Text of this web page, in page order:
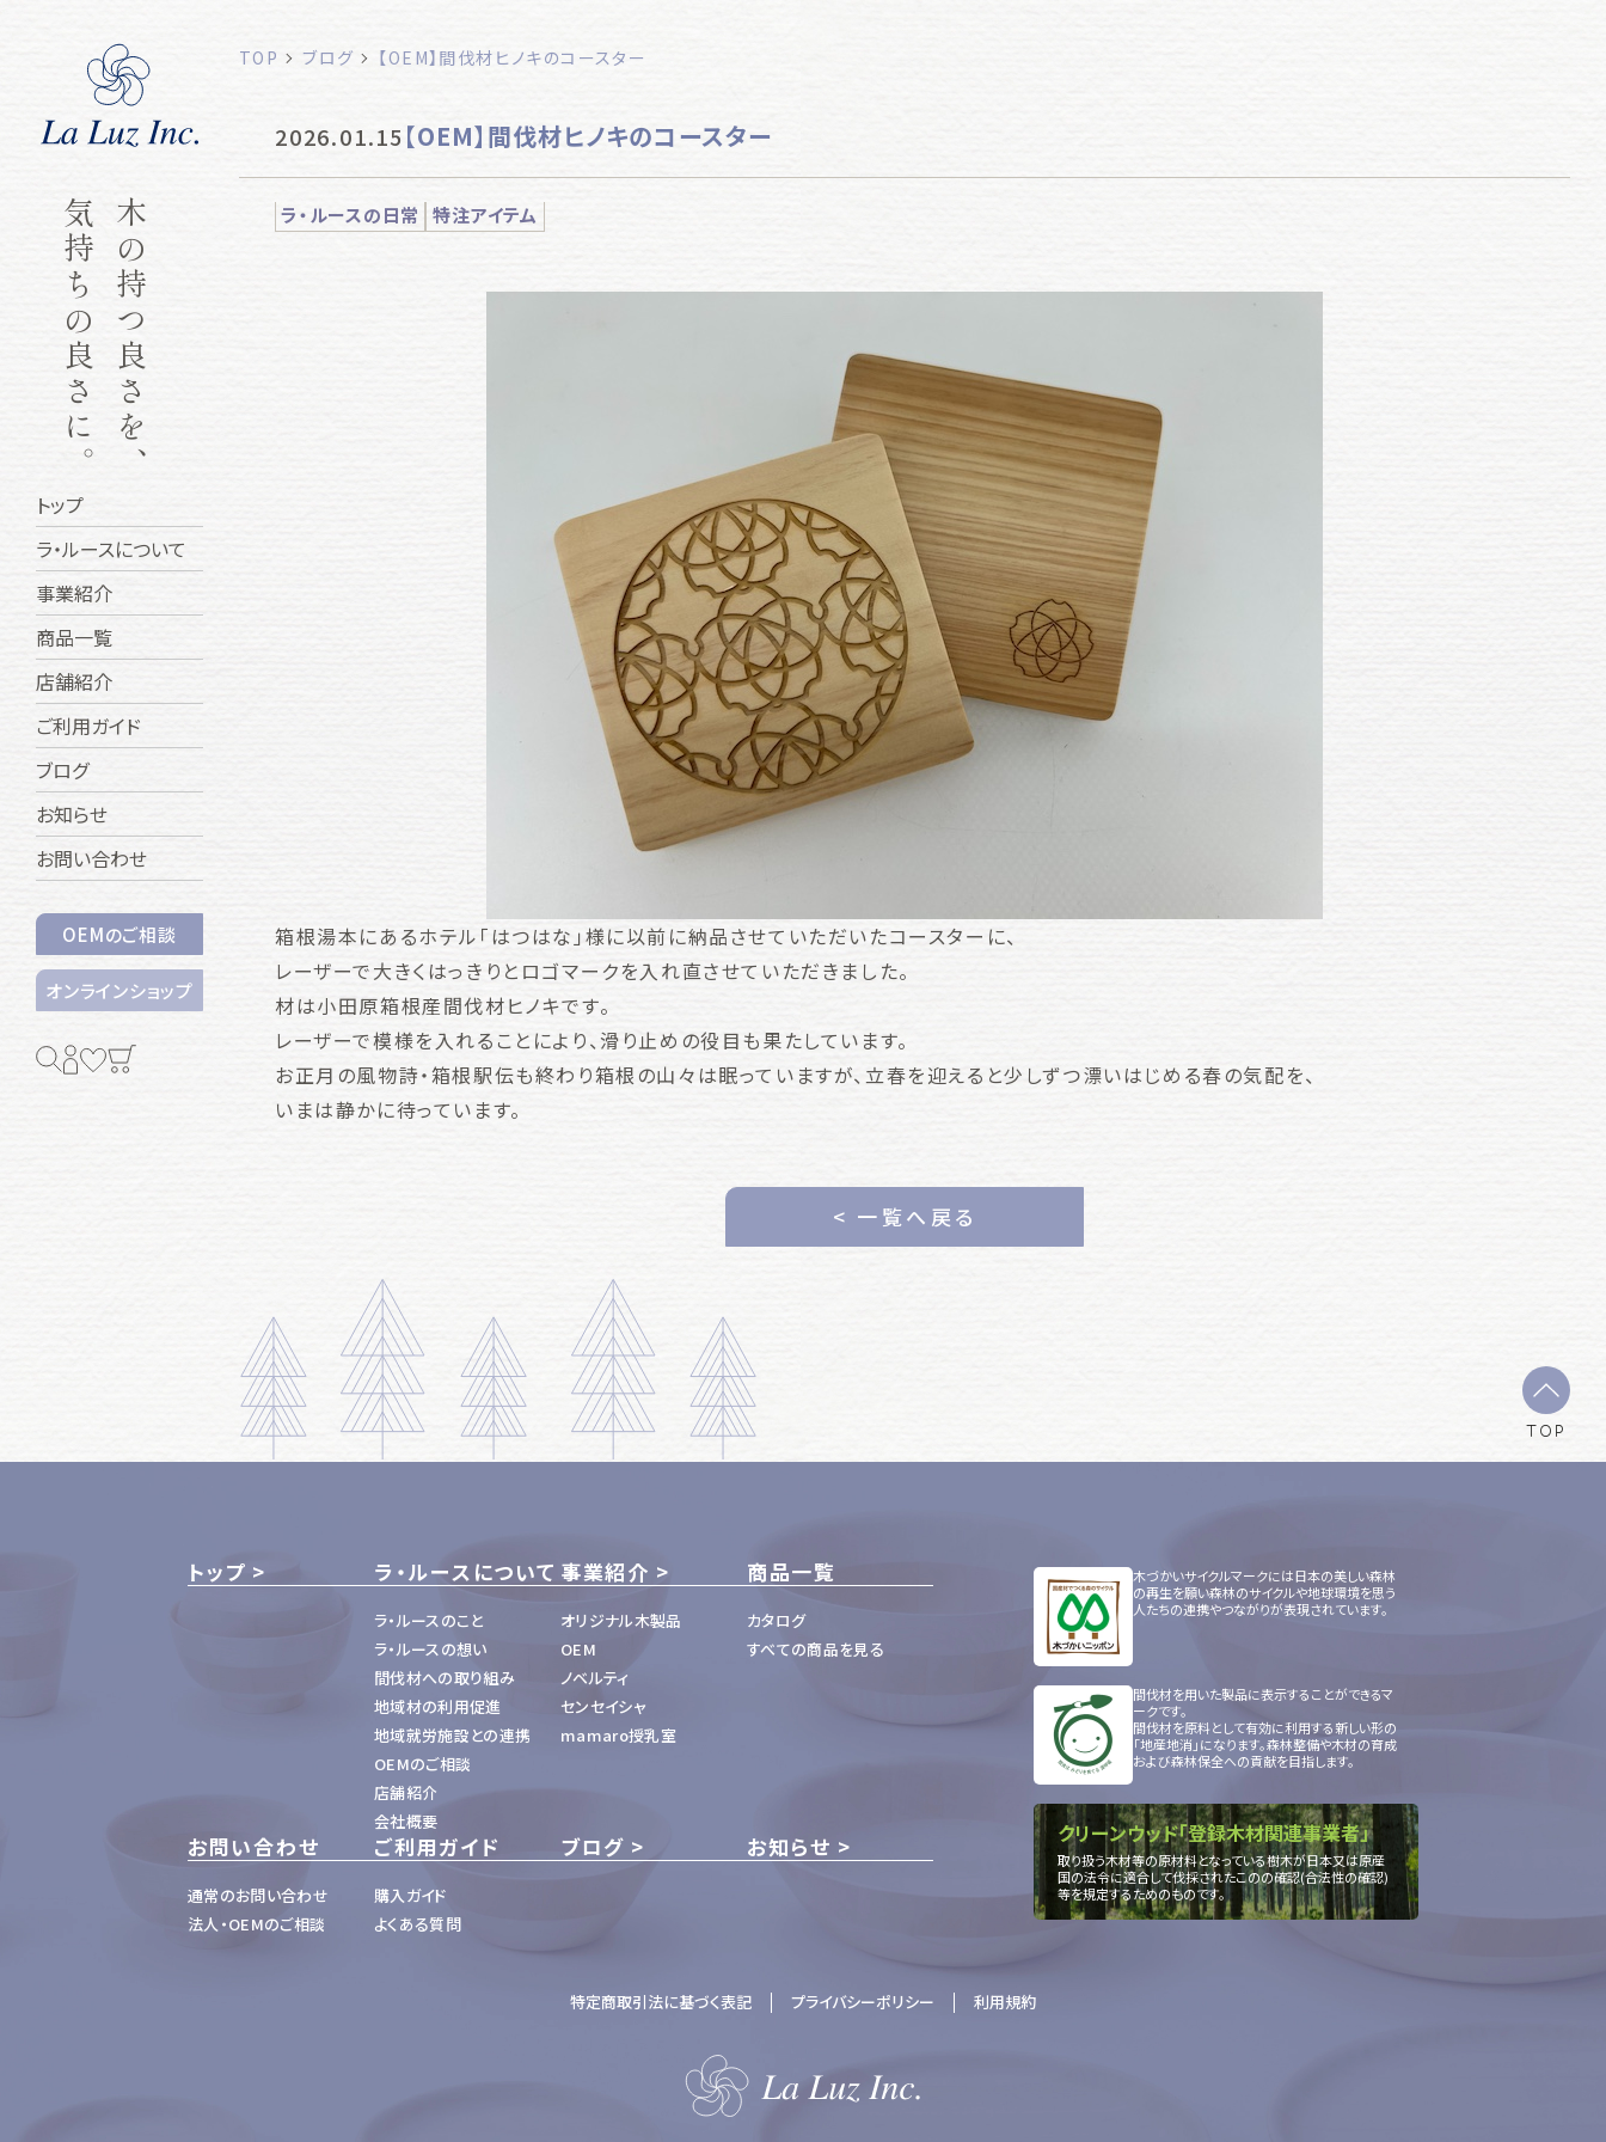
木の持つ良さを、
気持ちの良さに。
トップ
ラ・ルースについて
事業紹介
商品一覧
店舗紹介
ご利用ガイド
ブログ
お知らせ
お問い合わせ
OEMのご相談
オンラインショップ
TOP ブログ 【OEM】間伐材ヒノキのコースター
2026.01.15 【OEM】間伐材ヒノキのコースター
ラ・ルースの日常 特注アイテム
箱根湯本にあるホテル「はつはな」様に以前に納品させていただいたコースターに、
レーザーで大きくはっきりとロゴマークを入れ直させていただきました。
材は小田原箱根産間伐材ヒノキです。
レーザーで模様を入れることにより、滑り止めの役目も果たしています。
お正月の風物詩・箱根駅伝も終わり箱根の山々は眠っていますが、立春を迎えると少しずつ漂いはじめる春の気配を、
いまは静かに待っています。
< 一覧へ戻る
TOP
トップ ラ・ルースについて
ラ・ルースのこと
ラ・ルースの想い
間伐材への取り組み
地域材の利用促進
地域就労施設との連携
OEMのご相談
店舗紹介
会社概要
事業紹介
オリジナル木製品
OEM
ノベルティ
センセイシャ
mamaro授乳室
商品一覧
カタログ
すべての商品を見る
お問い合わせ
通常のお問い合わせ
法人・OEMのご相談
ご利用ガイド
購入ガイド
よくある質問
ブログ お知らせ
木づかいサイクルマークには日本の美しい森林
の再生を願い森林のサイクルや地球環境を思う
人たちの連携やつながりが表現されています。
間伐材を用いた製品に表示することができるマ
ークです。
間伐材を原料として有効に利用する新しい形の
「地産地消」になります。森林整備や木材の育成
および森林保全への貢献を目指します。
クリーンウッド「登録木材関連事業者」
取り扱う木材等の原材料となっている樹木が日本又は原産
国の法令に適合して伐採されたこのの確認(合法性の確認)
等を規定するためのものです。
特定商取引法に基づく表記 プライバシーポリシー 利用規約